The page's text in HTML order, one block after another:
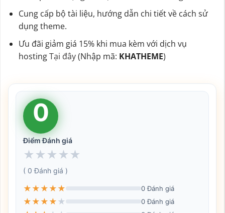
Cung cấp bộ tài liệu, hướng dẫn chi tiết về cách sử
dụng theme.
Ưu đãi giảm giá 15% khi mua kèm với dịch vụ
hostingTại đây(Nhập mã: KHATHEME)
0
Điểm Đánh giá
★ ★ ★ ★ ★
( 0 Đánh giá )
★ ★ ★ ★ ★ 0 Đánh giá
★ ★ ★ ★ ★ 0 Đánh giá